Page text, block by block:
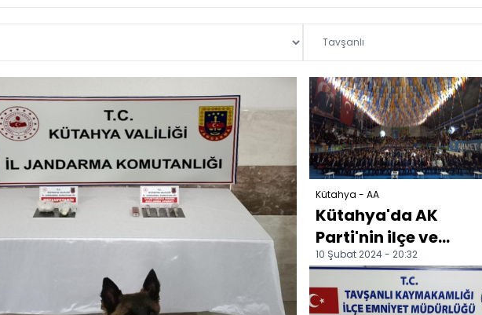
Kütahya - AA
Kütahya'da AK
Parti'nin ilçe ve
belde belediye
başkan adayları
tanıtıldı
10 Şubat 2024 - 20:32